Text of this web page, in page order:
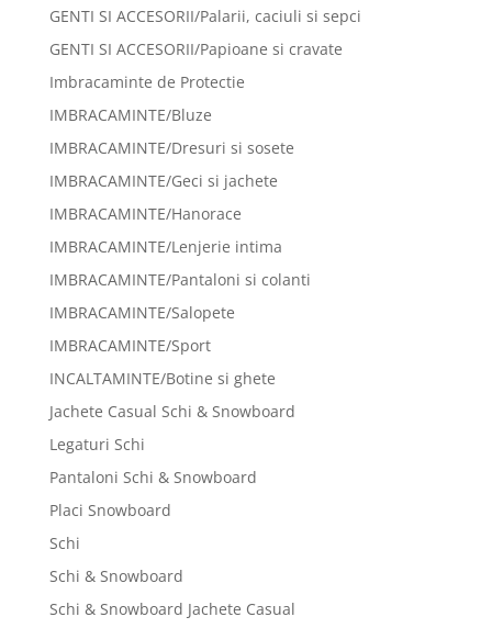
GENTI SI ACCESORII/Palarii, caciuli si sepci
GENTI SI ACCESORII/Papioane si cravate
Imbracaminte de Protectie
IMBRACAMINTE/Bluze
IMBRACAMINTE/Dresuri si sosete
IMBRACAMINTE/Geci si jachete
IMBRACAMINTE/Hanorace
IMBRACAMINTE/Lenjerie intima
IMBRACAMINTE/Pantaloni si colanti
IMBRACAMINTE/Salopete
IMBRACAMINTE/Sport
INCALTAMINTE/Botine si ghete
Jachete Casual Schi & Snowboard
Legaturi Schi
Pantaloni Schi & Snowboard
Placi Snowboard
Schi
Schi & Snowboard
Schi & Snowboard Jachete Casual